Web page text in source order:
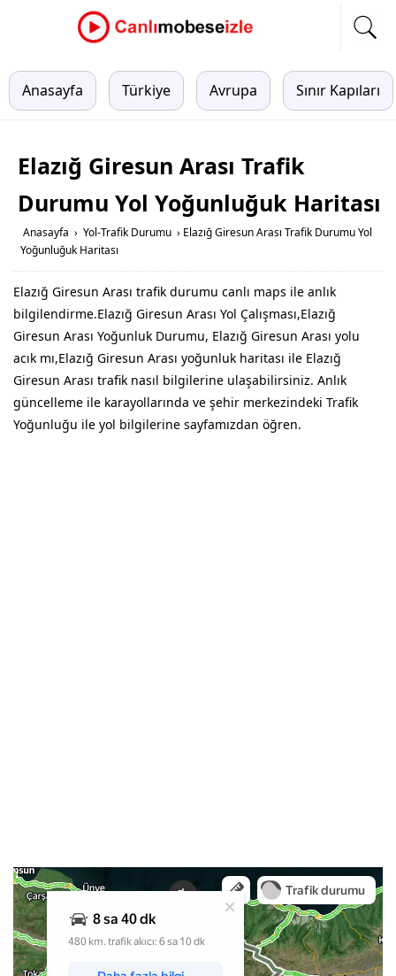
Anasayfa Türkiye Avrupa Sınır Kapıları
Elazığ Giresun Arası Trafik
Durumu Yol Yoğunluğuk Haritası
Anasayfa › Yol-Trafik Durumu › Elazığ Giresun Arası Trafik Durumu Yol
Yoğunluğuk Haritası
Elazığ Giresun Arası trafik durumu canlı maps ile anlık
bilgilendirme.Elazığ Giresun Arası Yol Çalışması,Elazığ
Giresun Arası Yoğunluk Durumu, Elazığ Giresun Arası yolu
acık mı,Elazığ Giresun Arası yoğunluk haritası ile Elazığ
Giresun Arası trafik nasıl bilgilerine ulaşabilirsiniz. Anlık
güncelleme ile karayollarında ve şehir merkezindeki Trafik
Yoğunluğu ile yol bilgilerine sayfamızdan öğren.